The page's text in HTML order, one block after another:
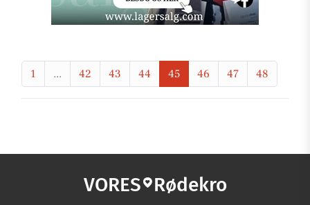
1 ... 42 43 44 45 46 47 48
VORES Rødekro